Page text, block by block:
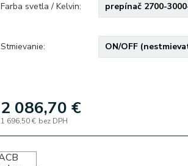
Farba svetla / Kelvin:
Stmievanie:
2 086,70 €
1 696,50 € bez DPH